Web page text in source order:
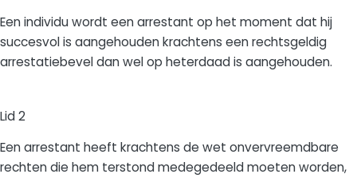
Een individu wordt een arrestant op het moment dat hij
succesvol is aangehouden krachtens een rechtsgeldig
arrestatiebevel dan wel op heterdaad is aangehouden.
Lid 2
Een arrestant heeft krachtens de wet onvervreemdbare
rechten die hem terstond medegedeeld moeten worden,